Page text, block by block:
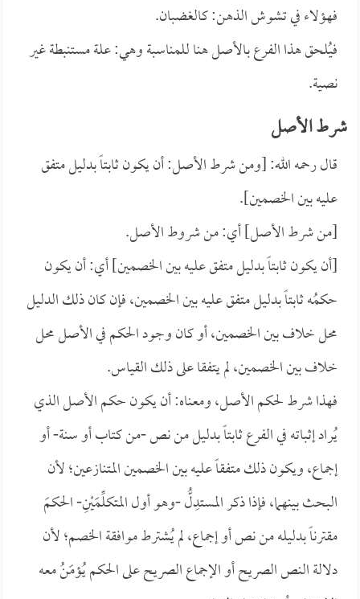
فهؤلاء في تشوش الذهن: كالغضبان.
فيُلحق هذا الفرع بالأصل هنا للمناسبة وهي: علة مستنبطة غير
نصية.
شرط الأصل
قال رحمه الله: [ومن شرط الأصل: أن يكون ثابتاً بدليل متفق
عليه بين الخصمين].
[من شرط الأصل] أي: من شروط الأصل.
[أن يكون ثابتاً بدليل متفق عليه بين الخصمين] أي: أن يكون
حكمُه ثابتاً بدليل متفق عليه بين الخصمين، فإن كان ذلك الدليل
محل خلاف بين الخصمين، أو كان وجود الحكم في الأصل محل
خلاف بين الخصمين، لم يتفقا على ذلك القياس.
فهذا شرط لحكم الأصل، ومعناه: أن يكون حكم الأصل الذي
يُراد إثباته في الفرع ثابتاً بدليل من نص -من كتاب أو سنة- أو
إجماع، ويكون ذلك متفقاً عليه بين الخصمين المتنازعين؛ لأن
البحث بينهما، فإذا ذكر المستدِلُّ -وهو أول المتكلِّمَيْنِ- الحكمَ
مقترناً بدليله من نص أو إجماع، لم يُشترط موافقة الخصم؛ لأن
دلالة النص الصريح أو الإجماع الصريح على الحكم يُؤمَنُ معه